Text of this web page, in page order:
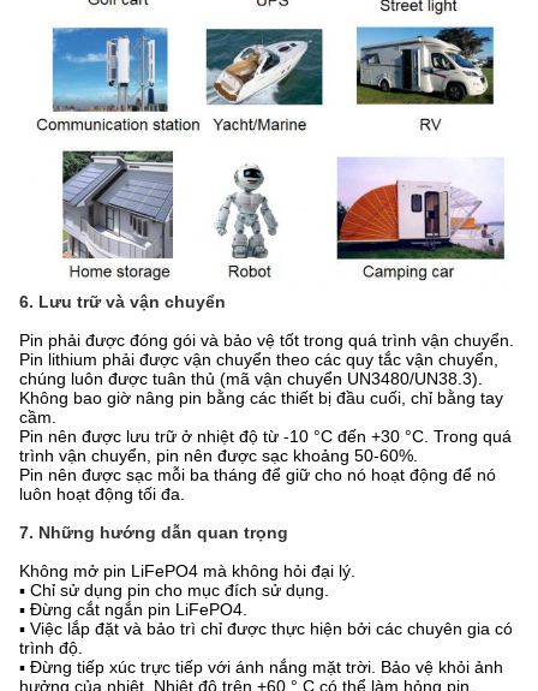
6. Lưu trữ và vận chuyển
Pin phải được đóng gói và bảo vệ tốt trong quá trình vận chuyển.
Pin lithium phải được vận chuyển theo các quy tắc vận chuyển,
chúng luôn được tuân thủ (mã vận chuyển UN3480/UN38.3).
Không bao giờ nâng pin bằng các thiết bị đầu cuối, chỉ bằng tay
cầm.
Pin nên được lưu trữ ở nhiệt độ từ -10 °C đến +30 °C. Trong quá
trình vận chuyển, pin nên được sạc khoảng 50-60%.
Pin nên được sạc mỗi ba tháng để giữ cho nó hoạt động để nó
luôn hoạt động tối đa.
7. Những hướng dẫn quan trọng
Không mở pin LiFePO4 mà không hỏi đại lý.
▪ Chỉ sử dụng pin cho mục đích sử dụng.
▪ Đừng cắt ngắn pin LiFePO4.
▪ Việc lắp đặt và bảo trì chỉ được thực hiện bởi các chuyên gia có
trình độ.
▪ Đừng tiếp xúc trực tiếp với ánh nắng mặt trời. Bảo vệ khỏi ảnh
hưởng của nhiệt. Nhiệt độ trên +60 ° C có thể làm hỏng pin.